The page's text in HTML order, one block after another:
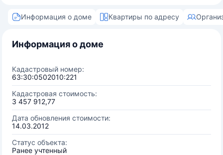
Информация о доме Квартиры по адресу
Информация о доме
Кадастровый номер:
63:30:0502010:221
Кадастровая стоимость:
3 457 912,77
Дата обновления стоимости:
14.03.2012
Статус объекта:
Ранее учтенный